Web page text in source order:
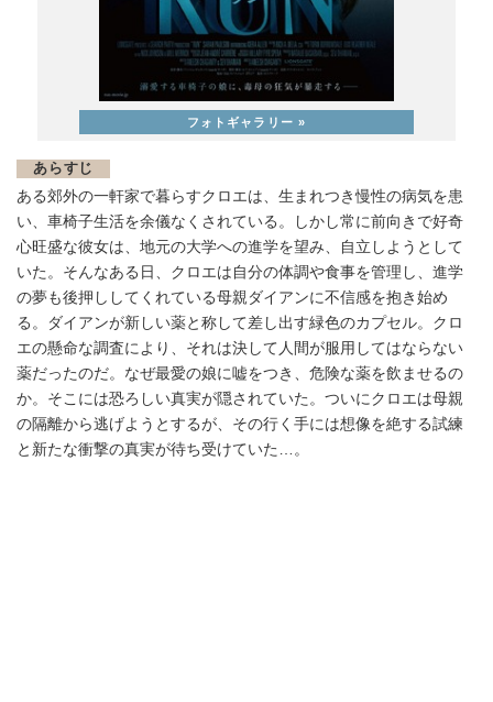
あらすじ
ある郊外の一軒家で暮らすクロエは、生まれつき慢性の病気を患
い、車椅子生活を余儀なくされている。しかし常に前向きで好奇
心旺盛な彼女は、地元の大学への進学を望み、自立しようとして
いた。そんなある日、クロエは自分の体調や食事を管理し、進学
の夢も後押ししてくれている母親ダイアンに不信感を抱き始め
る。ダイアンが新しい薬と称して差し出す緑色のカプセル。クロ
エの懸命な調査により、それは決して人間が服用してはならない
薬だったのだ。なぜ最愛の娘に嘘をつき、危険な薬を飲ませるの
か。そこには恐ろしい真実が隠されていた。ついにクロエは母親
の隔離から逃げようとするが、その行く手には想像を絶する試練
と新たな衝撃の真実が待ち受けていた…。